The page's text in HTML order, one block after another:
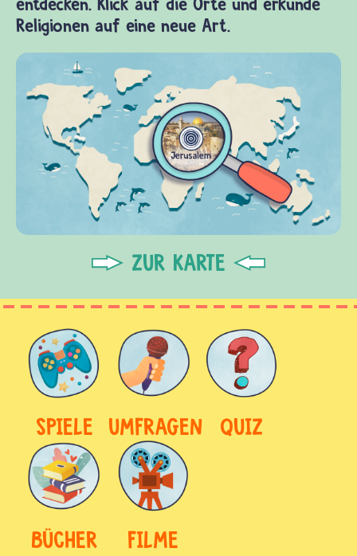
Religionen auf eine neue Art.
ZUR KARTE
SPIELE UMFRAGEN QUIZ
BÜCHER FILME